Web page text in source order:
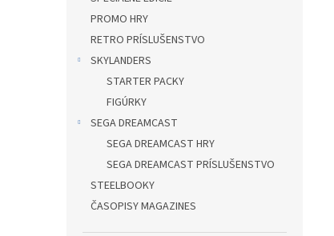
PROMO HRY
RETRO PRÍSLUŠENSTVO
SKYLANDERS
STARTER PACKY
FIGÚRKY
SEGA DREAMCAST
SEGA DREAMCAST HRY
SEGA DREAMCAST PRÍSLUŠENSTVO
STEELBOOKY
ČASOPISY MAGAZINES